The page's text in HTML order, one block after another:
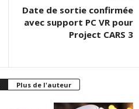
Date de sortie confirmée
avec support PC VR pour
Project CARS 3
Plus de l'auteur